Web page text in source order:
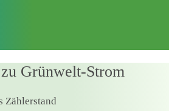
Grünwelt-Strom
Zählerstand